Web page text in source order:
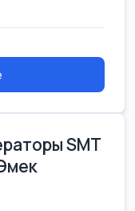
SMT